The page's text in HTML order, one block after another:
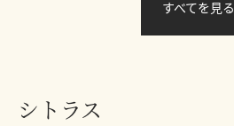
すべてを見る
シトラス